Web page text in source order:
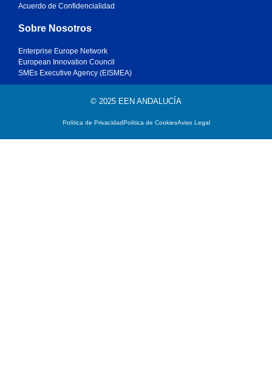
Acuerdo de Confidencialidad
Sobre Nosotros
Enterprise Europe Network
European Innovation Council
SMEs Executive Agency (EISMEA)
© 2025 EEN ANDALUCÍA
Política de PrivacidadPolítica de CookiesAviso Legal